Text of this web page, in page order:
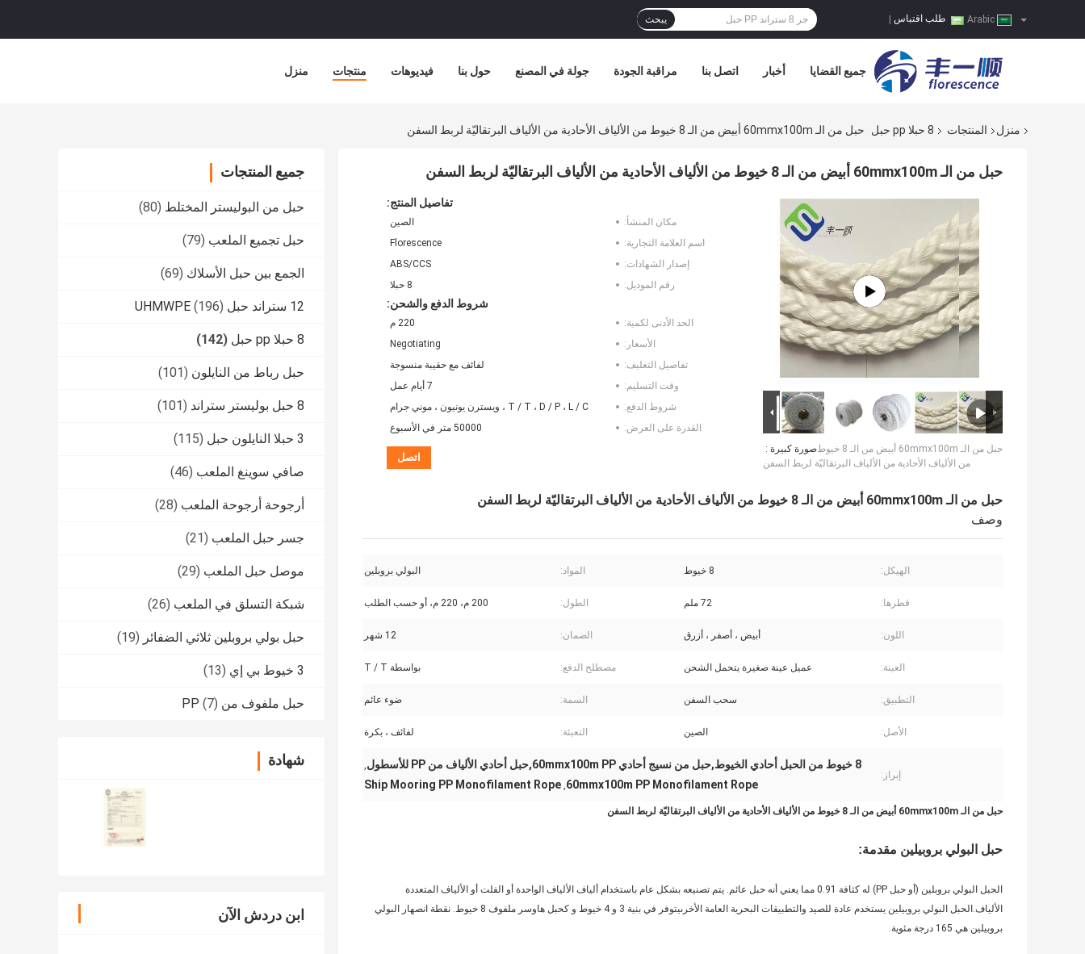
طلب اقتباس يبحث
منزل منتجات فيديوهات حول بنا جولة في المصنع مراقبة الجودة اتصل بنا أخبار جميع القضايا
منزل المنتجات 8 حبلا pp حبل حبل من الـ 60mmx100m أبيض من الـ 8 خيوط من الألياف الأحادية من الألياف البرتقاليّة لربط السفن
جميع المنتجات
حبل من البوليستر المختلط (80)
حبل تجميع الملعب (79)
الجمع بين حبل الأسلاك (69)
12 ستراند حبل UHMWPE (196)
8 حبلا pp حبل (142)
حبل رباط من النايلون (101)
8 حبل بوليستر ستراند (101)
3 حبلا النايلون حبل (115)
صافي سوينغ الملعب (46)
أرجوحة أرجوحة الملعب (28)
جسر حبل الملعب (21)
موصل حبل الملعب (29)
شبكة التسلق في الملعب (26)
حبل بولي بروبلين ثلاثي الضفائر (19)
3 خيوط بي إي (13)
حبل ملفوف من PP (7)
شهادة
ابن دردش الآن
حبل من الـ 60mmx100m أبيض من الـ 8 خيوط من الألياف الأحادية من الألياف البرتقاليّة لربط السفن
صورة كبيرة :حبل من الـ 60mmx100m أبيض من الـ 8 خيوط
من الألياف الأحادية من الألياف البرتقاليّة لربط السفن
تفاصيل المنتج:
مكان المنشأ:
الصين
اسم العلامة التجارية:
Florescence
إصدار الشهادات:
ABS/CCS
رقم الموديل:
8 حبلا
شروط الدفع والشحن:
الحد الأدنى لكمية:
220 م
الأسعار:
Negotiating
تفاصيل التغليف:
لفائف مع حقيبة منسوجة
وقت التسليم:
7 أيام عمل
شروط الدفع:
T / T ، D / P ، L / C ، ويسترن يونيون ، موني جرام
القدرة على العرض:
50000 متر في الأسبوع
اتصل
حبل من الـ 60mmx100m أبيض من الـ 8 خيوط من الألياف الأحادية من الألياف البرتقاليّة لربط السفن
وصف
الهيكل: 8 خيوط المواد: البولي بروبلين
قطرها: 72 ملم الطول: 200 م، 220 م، أو حسب الطلب
اللون: أبيض ، أصفر ، أزرق الضمان: 12 شهر
العينة: عميل عينة صغيرة يتحمل الشحن مصطلح الدفع: بواسطة T / T
التطبيق: سحب السفن السمة: ضوء عائم
الأصل: الصين التعبئة: لفائف ، بكرة
إبراز:
8 خيوط من الحبل أحادي الخيوط,حبل من نسيج أحادي 60mmx100m PP,حبل أحادي الألياف من PP للأسطول ,
60mmx100m PP Monofilament Rope
,
Ship Mooring PP Monofilament Rope
حبل من الـ 60mmx100m أبيض من الـ 8 خيوط من الألياف الأحادية من الألياف البرتقاليّة لربط السفن
حبل البولي بروبيلين مقدمة:
الحبل البولي بروبلين (أو حبل PP) له كثافة 0.91 مما يعني أنه حبل عائم. يتم تصنيعه بشكل عام باستخدام ألياف الألياف الواحدة أو الفلت أو الألياف المتعددة
الألياف.الحبل البولي بروبيلين يستخدم عادة للصيد والتطبيقات البحرية العامة الأخرىيتوفر في بنية 3 و 4 خيوط و كحبل هاوسر ملفوف 8 خيوط. نقطة انصهار البولي
بروبيلين هي 165 درجة مئوية.